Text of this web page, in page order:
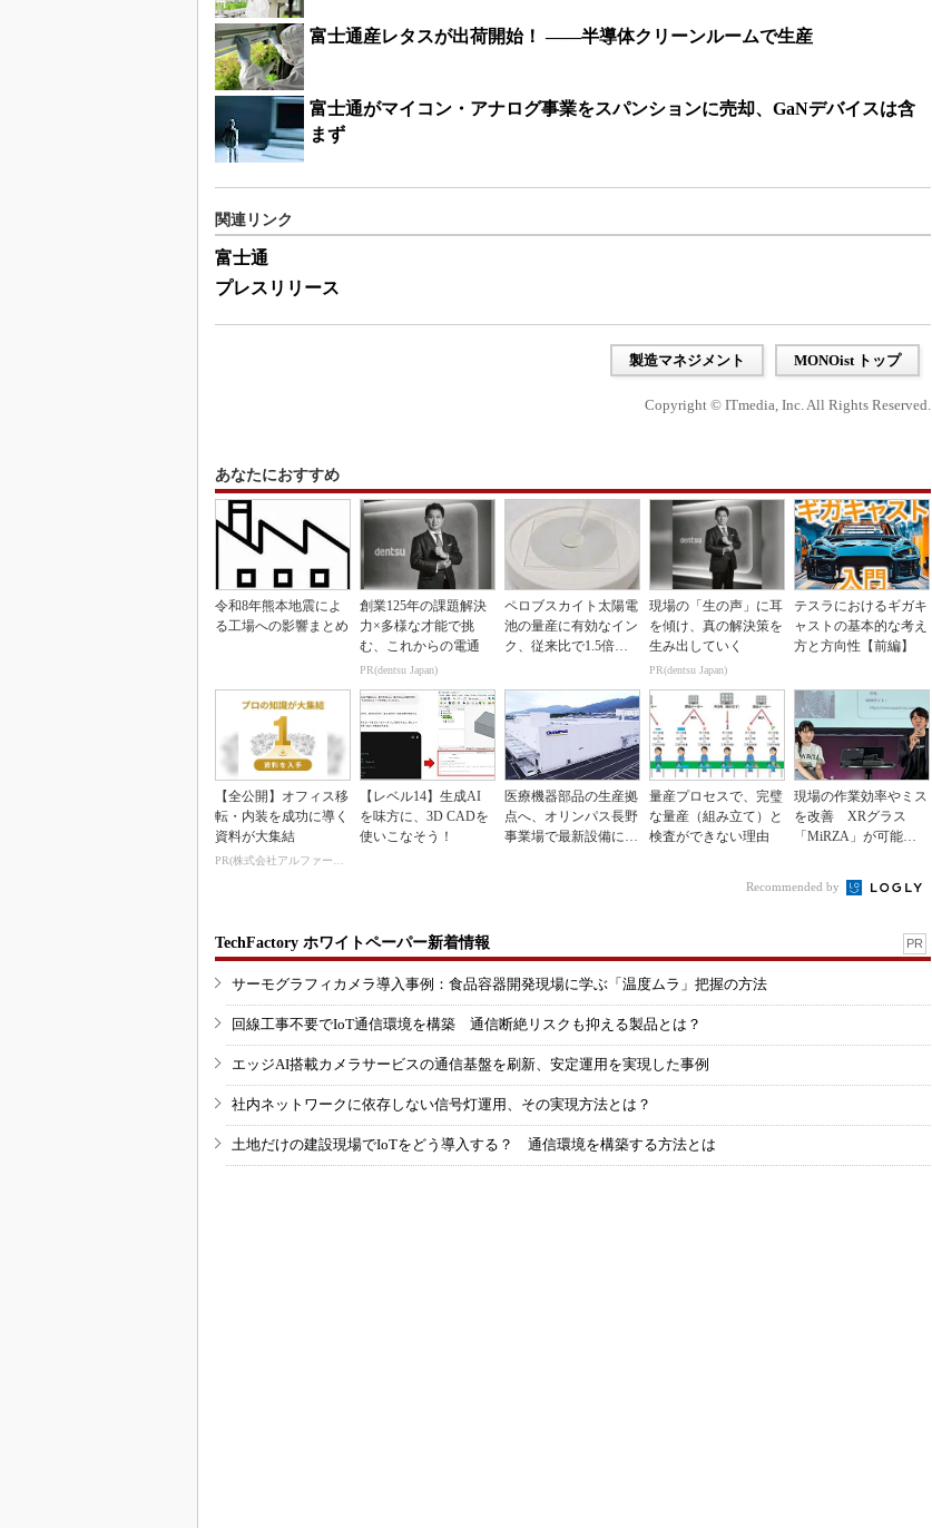
富士通産レタスが出荷開始！ ――半導体クリーンルームで生産
富士通がマイコン・アナログ事業をスパンションに売却、GaNデバイスは含
まず
関連リンク
富士通
プレスリリース
製造マネジメント MONOist トップ
Copyright © ITmedia, Inc. All Rights Reserved.
あなたにおすすめ
令和8年熊本地震によ
る工場への影響まとめ
創業125年の課題解決
力×多様な才能で挑
む、これからの電通
PR(dentsu Japan)
ペロブスカイト太陽電
池の量産に有効なイン
ク、従来比で1.5倍の
現場の「生の声」に耳
を傾け、真の解決策を
生み出していく
PR(dentsu Japan)
テスラにおけるギガキ
ャストの基本的な考え
方と方向性【前編】
【全公開】オフィス移
転・内装を成功に導く
資料が大集結
PR(株式会社アルファーテクノ)
【レベル14】生成AI
を味方に、3D CADを
使いこなそう！
医療機器部品の生産拠
点へ、オリンパス長野
事業場で最新設備に機
量産プロセスで、完璧
な量産（組み立て）と
検査ができない理由
現場の作業効率やミス
を改善 XRグラス
「MiRZA」が可能に
Recommended by
TechFactory ホワイトペーパー新着情報 PR
サーモグラフィカメラ導入事例：食品容器開発現場に学ぶ「温度ムラ」把握の方法
回線工事不要でIoT通信環境を構築 通信断絶リスクも抑える製品とは？
エッジAI搭載カメラサービスの通信基盤を刷新、安定運用を実現した事例
社内ネットワークに依存しない信号灯運用、その実現方法とは？
土地だけの建設現場でIoTをどう導入する？ 通信環境を構築する方法とは